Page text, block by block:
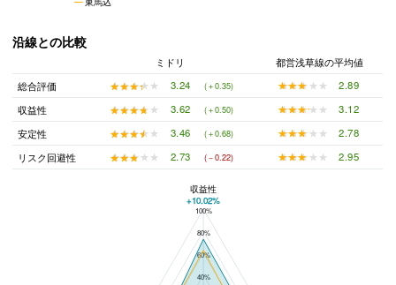
沿線との比較
ミドリ
都営浅草線の平均値
総合評価
★★★★★
★★★★★ 3.24 (＋0.35) ★★★★★
★★★★★
2.89
収益性
★★★★★
★★★★★ 3.62 (＋0.50) ★★★★★
★★★★★
3.12
安定性
★★★★★
★★★★★ 3.46 (＋0.68) ★★★★★
★★★★★
2.78
リスク回避性
★★★★★
★★★★★ 2.73 (－0.22) ★★★★★
★★★★★ 2.95
ミドリと都営浅草線の平均値の総合評価の比較
100%
80%
60%
40%
収益性
+10.02%